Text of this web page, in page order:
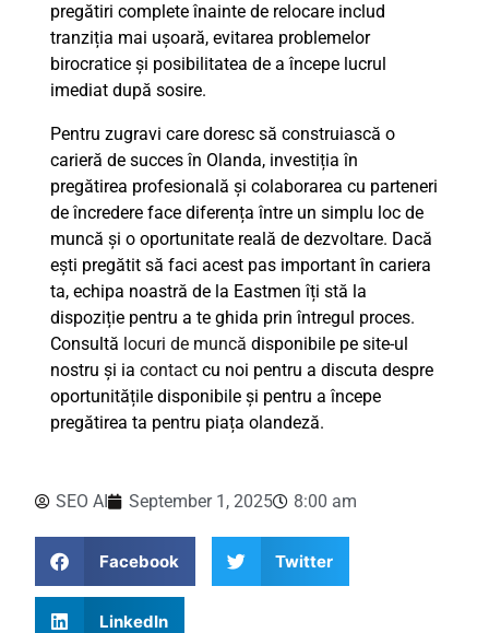
pregătiri complete înainte de relocare includ
tranziția mai ușoară, evitarea problemelor
birocratice și posibilitatea de a începe lucrul
imediat după sosire.
Pentru zugravi care doresc să construiască o
carieră de succes în Olanda, investiția în
pregătirea profesională și colaborarea cu parteneri
de încredere face diferența între un simplu loc de
muncă și o oportunitate reală de dezvoltare. Dacă
ești pregătit să faci acest pas important în cariera
ta, echipa noastră de la Eastmen îți stă la
dispoziție pentru a te ghida prin întregul proces.
Consultă locuri de muncă disponibile pe site-ul
nostru și ia contact cu noi pentru a discuta despre
oportunitățile disponibile și pentru a începe
pregătirea ta pentru piața olandeză.
SEO AI September 1, 2025 8:00 am
Facebook Twitter
LinkedIn